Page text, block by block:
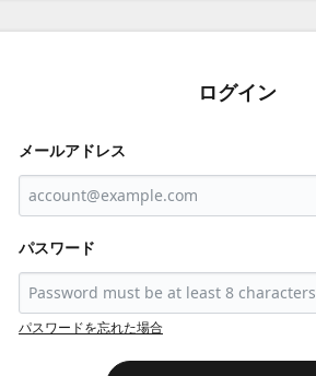
ログイン
メールアドレス
パスワード
パスワードを忘れた場合